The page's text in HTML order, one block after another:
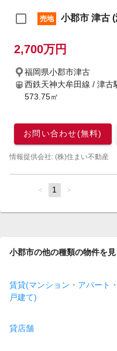
売地 小郡市 津古
2,700万円
福岡県小郡市津古
西鉄天神大牟田線 / 津古
573.75㎡
お問い合わせ(無料)
情報提供会社: (株)住まい不動産
page
You're
page
1 page
小郡市の他の種類の物件を見
賃貸(マンション・アパート
戸建て)
貸店舗